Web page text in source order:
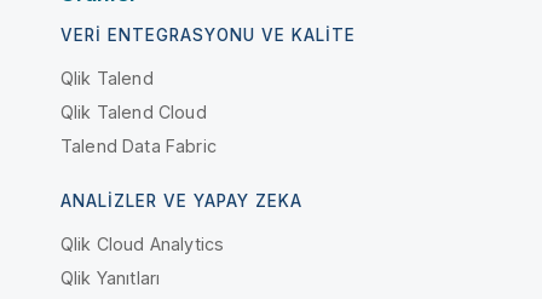
VERI ENTEGRASYONU VE KALITE
Qlik Talend
Qlik Talend Cloud
Talend Data Fabric
ANALIZLER VE YAPAY ZEKA
Qlik Cloud Analytics
Qlik Yanıtları